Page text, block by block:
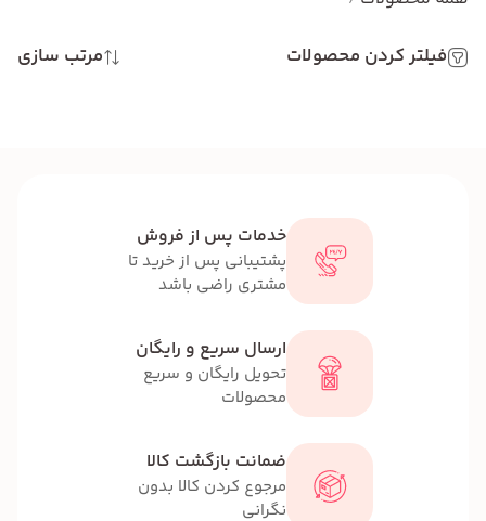
فیلتر کردن محصولات مرتب سازی
خدمات پس از فروش
پشتیبانی پس از خرید تا
مشتری راضی باشد
ارسال سریع و رایگان
تحویل رایگان و سریع
محصولات
ضمانت بازگشت کالا
مرجوع کردن کالا بدون
نگرانی